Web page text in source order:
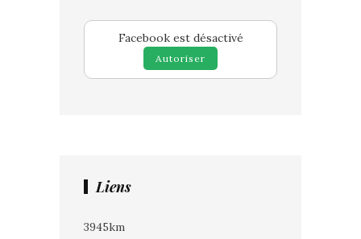
Facebook est désactivé
Autoriser
Liens
3945km